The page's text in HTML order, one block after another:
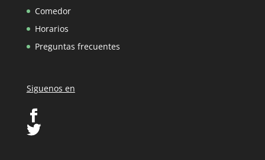
Comedor
Horarios
Preguntas frecuentes
Siguenos en